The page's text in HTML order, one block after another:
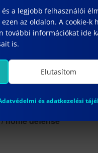
J.200
József körút 6.
Budapest, 1088
Térkép
home defense
a legjobb felhasználói
az oldalon. A cookie-k
további információkat ide
is.
Elutasítom
és adatkezelési